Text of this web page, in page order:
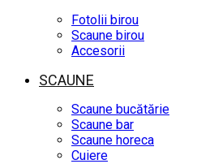
Fotolii birou
Scaune birou
Accesorii
SCAUNE
Scaune bucătărie
Scaune bar
Scaune horeca
Cuiere